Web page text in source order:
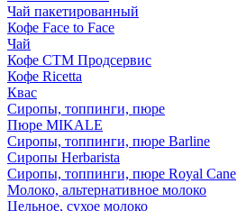
Чай пакетированный
Кофе Face to Face
Чай
Кофе СТМ Продсервис
Кофе Ricetta
Квас
Сиропы, топпинги, пюре
Пюре MIKALE
Сиропы, топпинги, пюре Barline
Сиропы Herbarista
Сиропы, топпинги, пюре Royal Cane
Молоко, альтернативное молоко
Цельное, сухое молоко